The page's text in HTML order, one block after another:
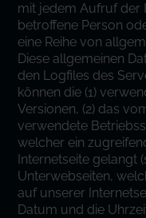
mit jedem Aufruf der
betroffene Person
eine Reihe von
Diese allgemeinen
den Logfiles des
können die (1)
Versionen, (2) das
verwendete
welcher ein
Internetseite gelangt
Unterwebseiten,
auf unserer
Datum und die